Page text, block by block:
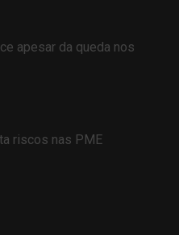
apesar da queda nos
riscos nas PME